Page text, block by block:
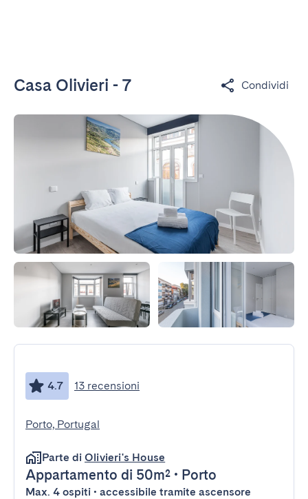
Casa Olivieri - 7 Condividi
4.7 13 recensioni
Porto, Portugal
Parte di Olivieri's House
Appartamento di 50m² • Porto
Max. 4 ospiti • accessibile tramite ascensore